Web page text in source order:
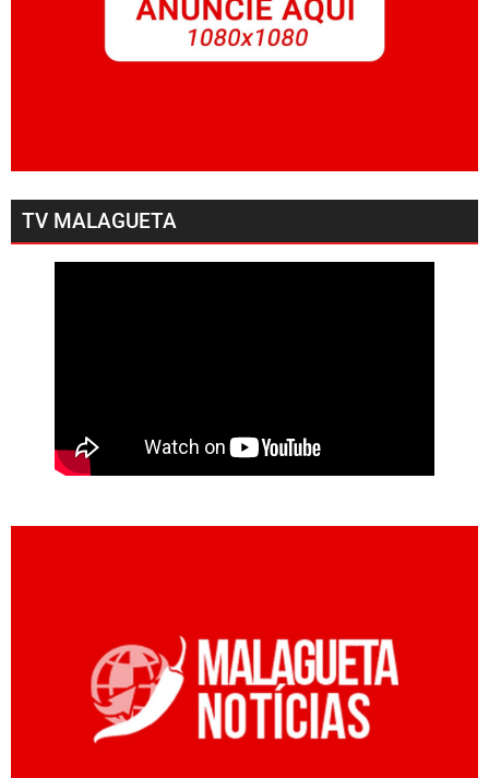
TV MALAGUETA